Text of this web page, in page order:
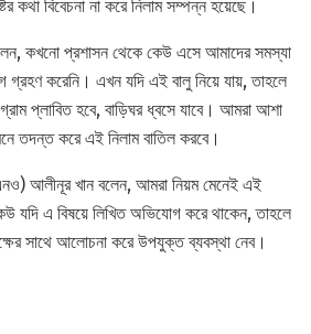
কথা বিবেচনা না করে নিলাম সম্পন্ন হয়েছে।
কখনো প্রশাসন থেকে কেউ এসে আমাদের সমস্যা
গ্রহণ করেনি। এখন যদি এই বালু নিয়ে যায়, তাহলে
প্লাবিত হবে, বাড়িঘর ধ্বসে যাবে। আমরা আশা
তদন্ত করে এই নিলাম বাতিল করবে।
আলীনূর খান বলেন, আমরা নিয়ম মেনেই এই
যদি এ বিষয়ে লিখিত অভিযোগ করে থাকেন, তাহলে
সাথে আলোচনা করে উপযুক্ত ব্যবস্থা নেব।